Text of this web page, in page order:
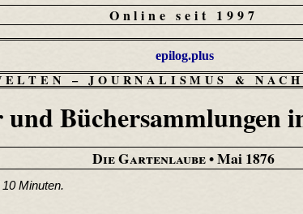
Online seit 1997
epilog.plus
–JOURNALISMUS &
und Bücher­sammlungen
Die Gartenlaube• Mai 1876
Minuten.